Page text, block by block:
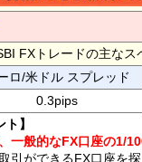
FXトレードの主なス
ロ/米ドル スプレッド
0.3pips
】
一般的なFX口座の1/
引ができるFX口座を